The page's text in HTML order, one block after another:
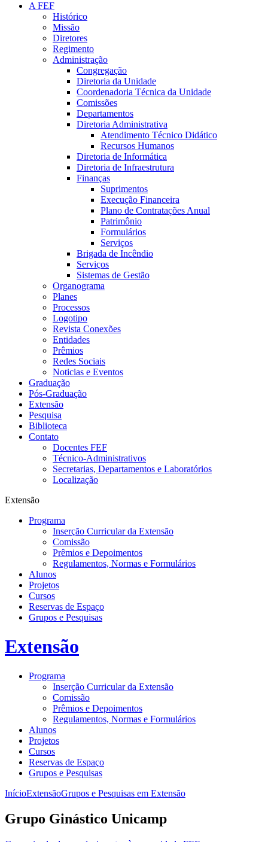
A FEF
Histórico
Missão
Diretores
Regimento
Administração
Congregação
Diretoria da Unidade
Coordenadoria Técnica da Unidade
Comissões
Departamentos
Diretoria Administrativa
Atendimento Técnico Didático
Recursos Humanos
Diretoria de Informática
Diretoria de Infraestrutura
Finanças
Suprimentos
Execução Financeira
Plano de Contratações Anual
Patrimônio
Formulários
Serviços
Brigada de Incêndio
Serviços
Sistemas de Gestão
Organograma
Planes
Processos
Logotipo
Revista Conexões
Entidades
Prêmios
Redes Sociais
Noticias e Eventos
Graduação
Pós-Graduação
Extensão
Pesquisa
Biblioteca
Contato
Docentes FEF
Técnico-Administrativos
Secretarias, Departamentos e Laboratórios
Localização
Extensão
Programa
Inserção Curricular da Extensão
Comissão
Prêmios e Depoimentos
Regulamentos, Normas e Formulários
Alunos
Projetos
Cursos
Reservas de Espaço
Grupos e Pesquisas
Extensão
Programa
Inserção Curricular da Extensão
Comissão
Prêmios e Depoimentos
Regulamentos, Normas e Formulários
Alunos
Projetos
Cursos
Reservas de Espaço
Grupos e Pesquisas
InícioExtensãoGrupos e Pesquisas em Extensão
Grupo Ginástico Unicamp